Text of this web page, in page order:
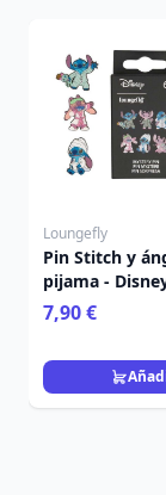
Loungefly
Pin Stitch y
pijama -
Loungefly
7,90 €